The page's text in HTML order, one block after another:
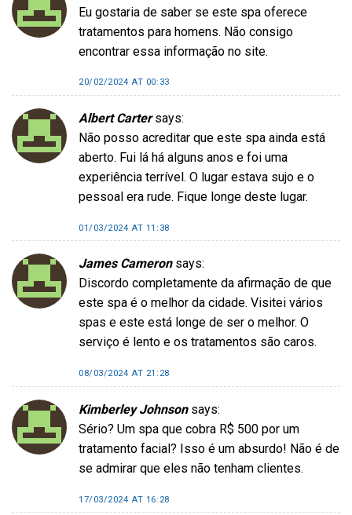
Eu gostaria de saber se este spa oferece
tratamentos para homens. Não consigo
encontrar essa informação no site.
20/02/2024 AT 00:33
Albert Carter says:
Não posso acreditar que este spa ainda está
aberto. Fui lá há alguns anos e foi uma
experiência terrível. O lugar estava sujo e o
pessoal era rude. Fique longe deste lugar.
01/03/2024 AT 11:38
James Cameron says:
Discordo completamente da afirmação de que
este spa é o melhor da cidade. Visitei vários
spas e este está longe de ser o melhor. O
serviço é lento e os tratamentos são caros.
08/03/2024 AT 21:28
Kimberley Johnson says:
Sério? Um spa que cobra R$ 500 por um
tratamento facial? Isso é um absurdo! Não é de
se admirar que eles não tenham clientes.
17/03/2024 AT 16:28